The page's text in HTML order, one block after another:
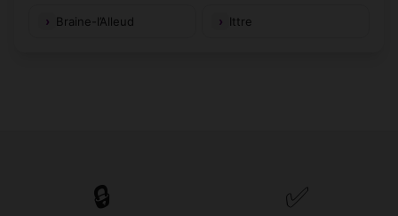
Braine-l’Alleud Ittre
🔒 ✅